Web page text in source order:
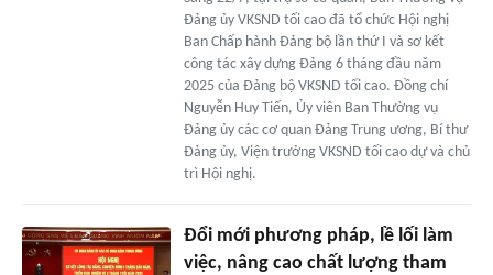
Đảng ủy VKSND tối cao đã tổ chức Hội nghị
Ban Chấp hành Đảng bộ lần thứ I và sơ kết
công tác xây dựng Đảng 6 tháng đầu năm
2025 của Đảng bộ VKSND tối cao. Đồng chí
Nguyễn Huy Tiến, Ủy viên Ban Thường vụ
Đảng ủy các cơ quan Đảng Trung ương, Bí thư
Đảng ủy, Viện trưởng VKSND tối cao dự và chủ
trì Hội nghị.
Đổi mới phương pháp, lề lối làm
việc, nâng cao chất lượng tham